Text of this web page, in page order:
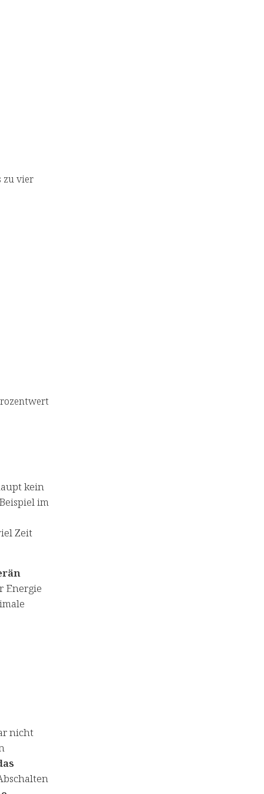
zu vier
kein
im
Zeit
Energie
nicht